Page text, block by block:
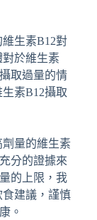
生素B12對
於維生素
取過量的情
素B12攝取
量的維生素
分的證據來
的上限，我
建議，謹慎
。